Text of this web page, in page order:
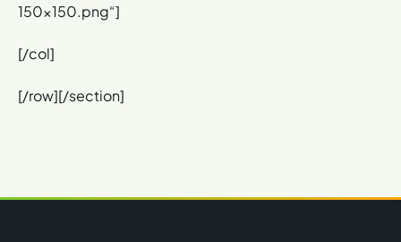
150×150.png“]
[/col]
[/row][/section]